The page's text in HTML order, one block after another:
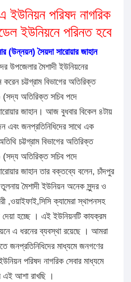
ইউনিয়ন পরিষদ নাগরিক
ইউনিয়নে পরিনত হবে
(উন্নয়ন) সৈয়দা সারোয়ার জাহান
উপজেলার মৈশাদী ইউনিয়নের
চট্টগ্রাম বিভাগের অতিরিক্ত
(সদ্য অতিরিক্ত সচিব পদে
জাহান। আজ বুধবার বিকেল ৪টায়
এবং জনপ্রতিনিধিদের সাথে এক
চট্টগ্রাম বিভাগের অতিরিক্ত
(সদ্য অতিরিক্ত সচিব পদে
জাহান তার বক্তব্যে বলেন, চাঁদপুর
মৈশাদী ইউনিয়ন অনেক সুন্দর ও
,ওয়াইফাই,সিসি ক্যামেরা স্থাপনসহ
দেয়া হচ্ছে । এই ইউনিয়নটি কাযক্রম
এ ধরনের ব্যবস্থা রয়েছে । আমরা
জনপ্রতিনিধিদের মাধ্যমে জনগণের
পরিষদ নাগরিক সেবার মাধ্যমে
এই আশা রাখছি ।